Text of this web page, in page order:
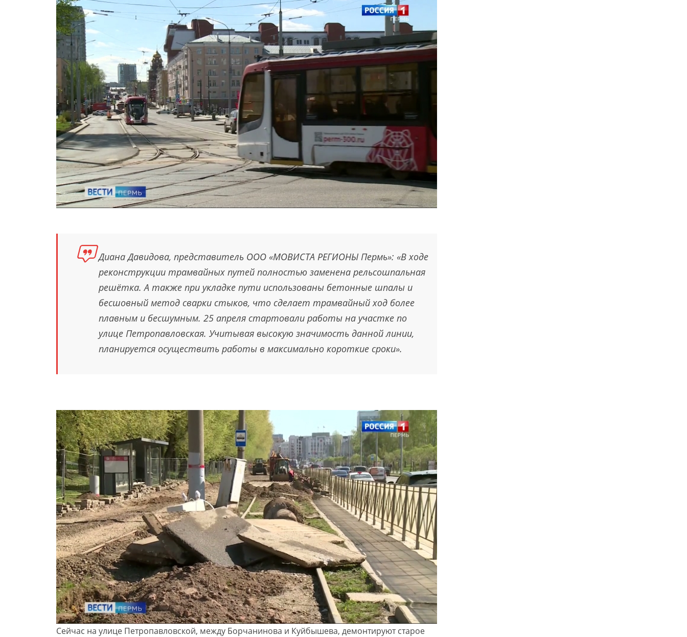
Диана Давидова, представитель ООО «МОВИСТА РЕГИОНЫ Пермь»: «В ходе
реконструкции трамвайных путей полностью заменена рельсошпальная
решётка. А также при укладке пути использованы бетонные шпалы и
бесшовный метод сварки стыков, что сделает трамвайный ход более
плавным и бесшумным. 25 апреля стартовали работы на участке по
улице Петропавловская. Учитывая высокую значимость данной линии,
планируется осуществить работы в максимально короткие сроки».
Сейчас на улице Петропавловской, между Борчанинова и Куйбышева, демонтируют старое